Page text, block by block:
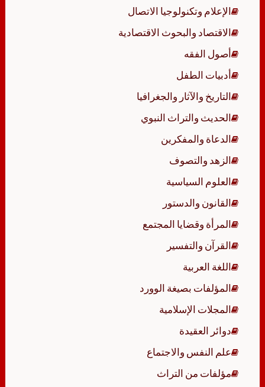
الإعلام وتكنولوجيا الاتصال
الاقتصاد والبحوث الاقتصادية
أصول الفقه
أدبيات الطفل
التاريخ والآثار والجغرافيا
الحديث والتراث النبوي
الدعاة والمفكرين
الزهد والتصوف
العلوم السياسية
القانون والدستور
المرأة وقضايا المجتمع
القرآن والتفسير
اللغة العربية
المؤلفات بصيغة الوورد
المجلات الإسلامية
دوائر العقيدة
علم النفس والاجتماع
مؤلفات من التراث